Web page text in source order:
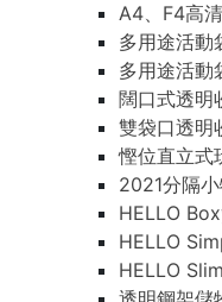
A4、F4高
多用途活動
多用途活動
闊口式透明
雙袋口透明
慳位直立式
2021分隔
HELLO
HELLO
HELLO